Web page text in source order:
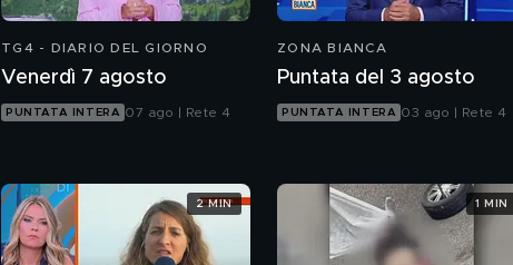
TG4 - DIARIO DEL GIORNO
Venerdì 7 agosto
PUNTATA INTERA 07 ago | Rete 4
ZONA BIANCA
Puntata del 3 agosto
PUNTATA INTERA 03 ago | Rete 4
2 MIN 1 MIN